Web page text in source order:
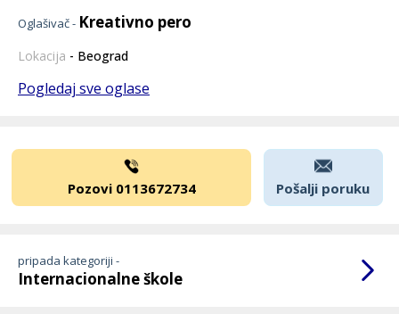
Oglašivač - Kreativno pero
Lokacija - Beograd
Pogledaj sve oglase
Pozovi 0113672734 Pošalji poruku
pripada kategoriji -
Internacionalne škole